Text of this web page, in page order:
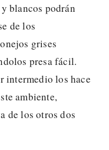
blancos podrán
de los
grises
presa fácil.
intermedio los hace
ambiente,
de los otros dos